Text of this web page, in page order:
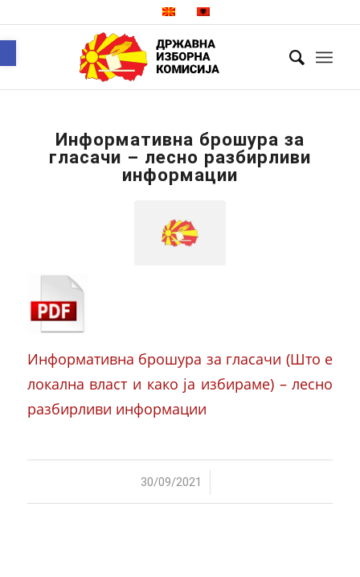
Информативна брошура за
гласачи – лесно разбирливи
информации
Информативна брошура за гласачи (Што е
локална власт и како ја избираме) – лесно
разбирливи информации
30/09/2021
/
Open toolbar